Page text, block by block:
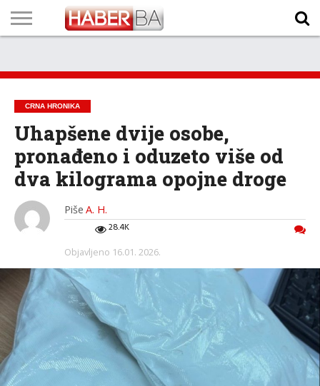
TECH
PROGRAM
PROGNOZA
PUTEVIMA
LISTA
NAMA
CRNA HRONIKA
Uhapšene dvije osobe,
pronađeno i oduzeto više od
dva kilograma opojne droge
Piše A. H.
28.4K
Objavljeno 16.01. 2026.